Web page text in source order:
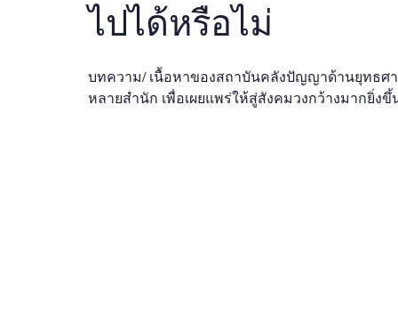
Research Articles
OBOR Monitor East & Southeast Asia Monitor
ไปได้หรือไม่
บทความ/ เนื้อหาของสถาบันคลังปัญญาด้านยุทธศ
หลายสำนัก เพื่อเผยแพร่ให้สู่สังคมวงกว้างมากยิ่งขึ้